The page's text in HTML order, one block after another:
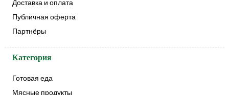
Доставка и оплата
Публичная оферта
Партнёры
Категория
Готовая еда
Мясные продукты